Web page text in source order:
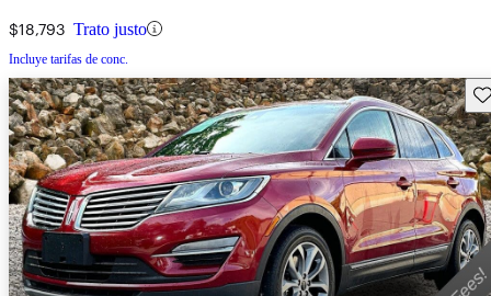
$18,793 Trato justo
Incluye tarifas de conc.